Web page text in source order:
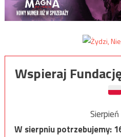
Wspieraj
W sierpniu potrzebujemy: